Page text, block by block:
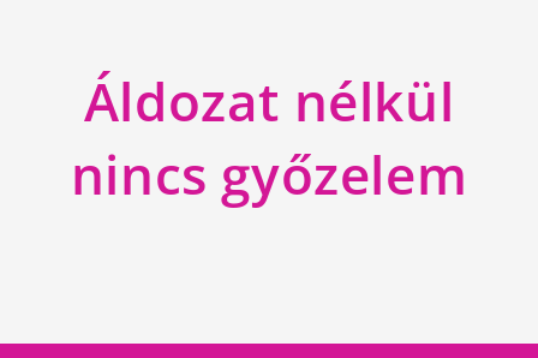
Áldozat nélkül
nincs győzelem